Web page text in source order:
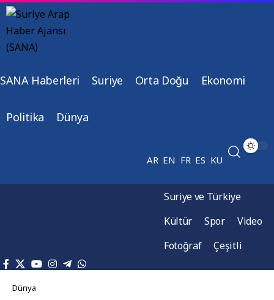
SANA Haberleri Suriye Orta Doğu Ekonomi
Politika Dünya
AR EN FR ES KU
Suriye ve Türkiye
Kültür
Spor
Video
Fotoğraf
Çeşitli
Dünya